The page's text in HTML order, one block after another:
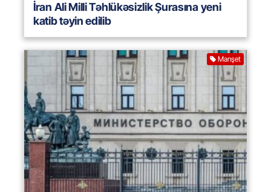
İran Ali Milli Təhlükəsizlik Şurasına yeni
katib təyin edilib
Manşet